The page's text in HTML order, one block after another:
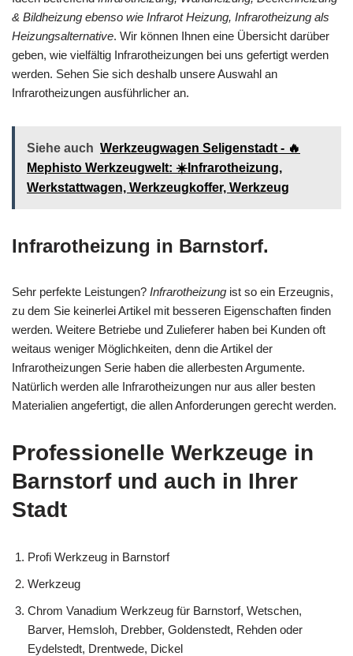
& Bildheizung ebenso wie Infrarot Heizung, Infrarotheizung als
Heizungsalternative. Wir können Ihnen eine Übersicht darüber
geben, wie vielfältig Infrarotheizungen bei uns gefertigt werden
werden. Sehen Sie sich deshalb unsere Auswahl an
Infrarotheizungen ausführlicher an.
Siehe auch Werkzeugwagen Seligenstadt - 🔥
Mephisto Werkzeugwelt: ☀️Infrarotheizung,
Werkstattwagen, Werkzeugkoffer, Werkzeug
Infrarotheizung in Barnstorf.
Sehr perfekte Leistungen? Infrarotheizung ist so ein Erzeugnis,
zu dem Sie keinerlei Artikel mit besseren Eigenschaften finden
werden. Weitere Betriebe und Zulieferer haben bei Kunden oft
weitaus weniger Möglichkeiten, denn die Artikel der
Infrarotheizungen Serie haben die allerbesten Argumente.
Natürlich werden alle Infrarotheizungen nur aus aller besten
Materialien angefertigt, die allen Anforderungen gerecht werden.
Professionelle Werkzeuge in
Barnstorf und auch in Ihrer
Stadt
Profi Werkzeug in Barnstorf
Werkzeug
Chrom Vanadium Werkzeug für Barnstorf, Wetschen,
Barver, Hemsloh, Drebber, Goldenstedt, Rehden oder
Eydelstedt, Drentwede, Dickel